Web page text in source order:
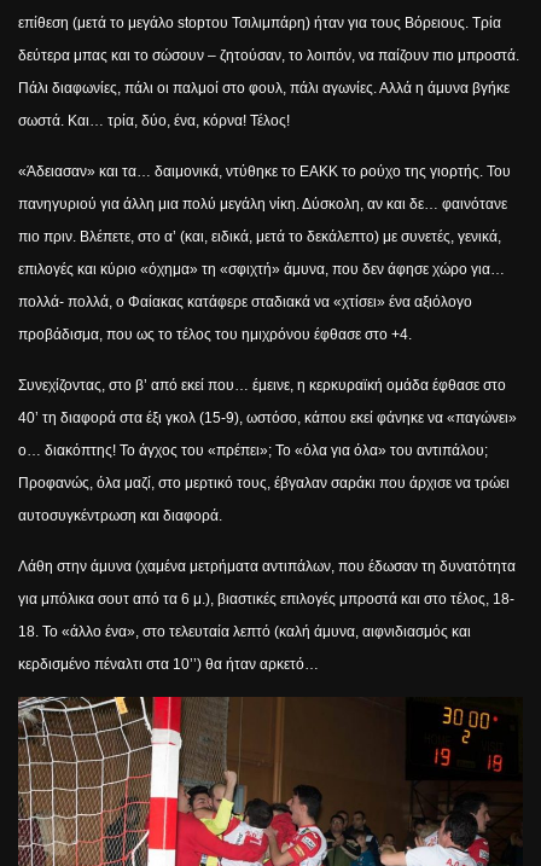
επίθεση (μετά το μεγάλο stopτου Τσιλιμπάρη) ήταν για τους Βόρειους. Τρία
δεύτερα μπας και το σώσουν – ζητούσαν, το λοιπόν, να παίζουν πιο μπροστά.
Πάλι διαφωνίες, πάλι οι παλμοί στο φουλ, πάλι αγωνίες. Αλλά η άμυνα βγήκε
σωστά. Και… τρία, δύο, ένα, κόρνα! Τέλος!
«Άδειασαν» και τα… δαιμονικά, ντύθηκε το ΕΑΚΚ το ρούχο της γιορτής. Του
πανηγυριού για άλλη μια πολύ μεγάλη νίκη. Δύσκολη, αν και δε… φαινότανε
πιο πριν. Βλέπετε, στο α’ (και, ειδικά, μετά το δεκάλεπτο) με συνετές, γενικά,
επιλογές και κύριο «όχημα» τη «σφιχτή» άμυνα, που δεν άφησε χώρο για…
πολλά- πολλά, ο Φαίακας κατάφερε σταδιακά να «χτίσει» ένα αξιόλογο
προβάδισμα, που ως το τέλος του ημιχρόνου έφθασε στο +4.
Συνεχίζοντας, στο β’ από εκεί που… έμεινε, η κερκυραϊκή ομάδα έφθασε στο
40’ τη διαφορά στα έξι γκολ (15-9), ωστόσο, κάπου εκεί φάνηκε να «παγώνει»
ο… διακόπτης! Το άγχος του «πρέπει»; Το «όλα για όλα» του αντιπάλου;
Προφανώς, όλα μαζί, στο μερτικό τους, έβγαλαν σαράκι που άρχισε να τρώει
αυτοσυγκέντρωση και διαφορά.
Λάθη στην άμυνα (χαμένα μετρήματα αντιπάλων, που έδωσαν τη δυνατότητα
για μπόλικα σουτ από τα 6 μ.), βιαστικές επιλογές μπροστά και στο τέλος, 18-
18. Το «άλλο ένα», στο τελευταία λεπτό (καλή άμυνα, αιφνιδιασμός και
κερδισμένο πέναλτι στα 10’’) θα ήταν αρκετό…